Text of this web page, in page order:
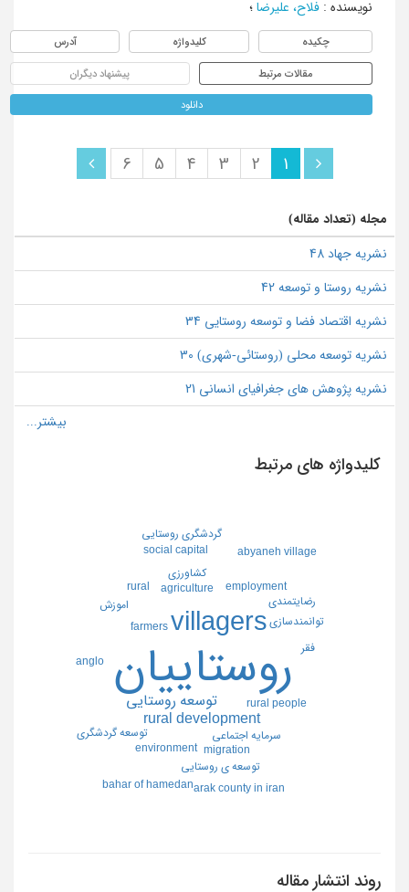
نویسنده: فلاح، علیرضا؛
چکیده کلیدواژه آدرس
مقالات مرتبط پیشنهاد دیگران
دانلود
1
2
3
4
5
6
مجله (تعداد مقاله)
نشریه جهاد 48
نشریه روستا و توسعه 42
نشریه اقتصاد فضا و توسعه روستایی 34
نشریه توسعه محلی (روستائی-شهری) 30
نشریه پژوهش های جغرافیای انسانی 21
کلیدواژه های مرتبط
روستاييان
villagers
توسعه روستايي
rural development
farmers
agriculture
rural people
سرمايه اجتماعي
كشاورزي
employment
environment migration
rural
social capital
اموزش
توانمندسازي
توسعه ي روستايي
توسعه گردشگري
رضايتمندي
فقر
گردشگري روستايي
abyaneh village
anglo
arak county in iran
bahar of hamedan
روند انتشار مقاله